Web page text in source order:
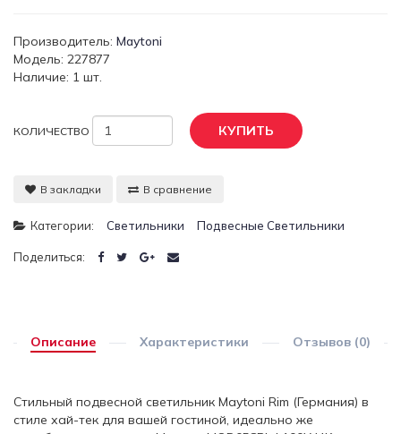
Производитель: Maytoni
Модель: 227877
Наличие: 1 шт.
КОЛИЧЕСТВО КУПИТЬ
В закладки В сравнение
Категории: Светильники Подвесные Светильники
Поделиться:
Описание Характеристики Отзывов (0)
Стильный подвесной светильник Maytoni Rim (Германия) в
стиле хай-тек для вашей гостиной, идеально же